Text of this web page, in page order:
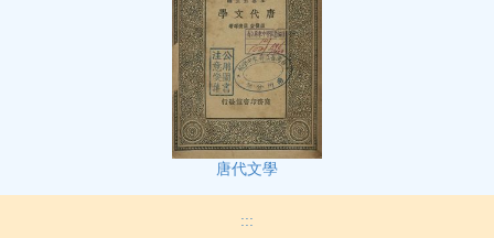
唐代文學
:::